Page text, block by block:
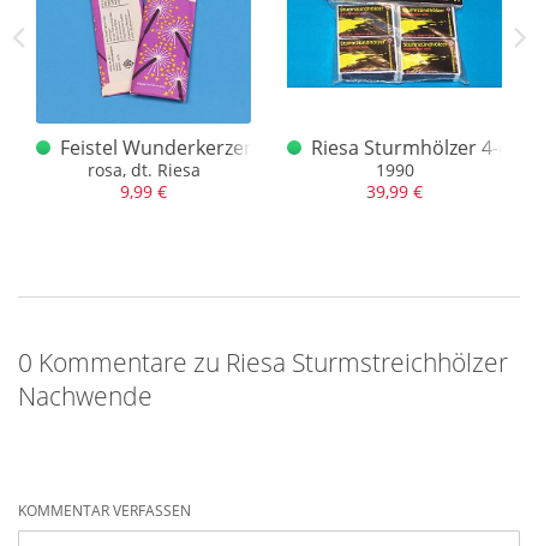
schuss Rollen
Feistel Wunderkerzen Riesa
rosa, dt. Riesa
9,99 €
Riesa Sturmhölzer 4-er
1990
39,99 €
0 Kommentare zu Riesa Sturmstreichhölzer
Nachwende
KOMMENTAR VERFASSEN